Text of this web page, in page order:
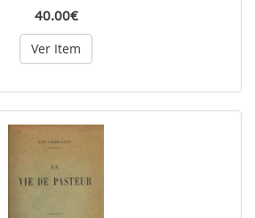
40.00€
Ver Item